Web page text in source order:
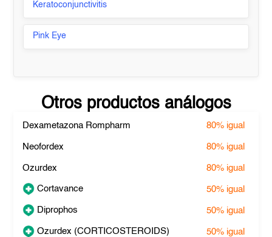
Keratoconjunctivitis
Pink Eye
Otros productos análogos
Dexametazona Rompharm 80% igual
Neofordex 80% igual
Ozurdex 80% igual
Cortavance 50% igual
Diprophos 50% igual
Ozurdex (CORTICOSTEROIDS) 50% igual